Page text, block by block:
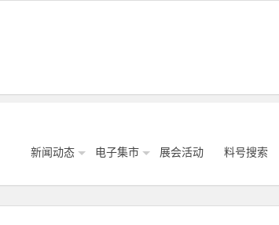
新闻动态 电子集市 展会活动 料号搜索